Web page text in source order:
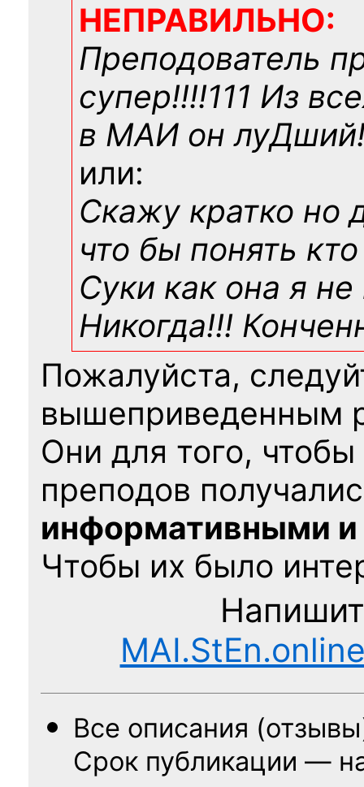
НЕПРАВИЛЬНО:
Преподователь
супер!!!!111 Из
в МАИ он
или:
Скажу кратко но
что бы понять
Суки как она я не
Никогда!!!
Пожалуйста,
вышеприведенным
Они для того,
преподов
информативными
Чтобы их было
Все описания
Срок публикации —